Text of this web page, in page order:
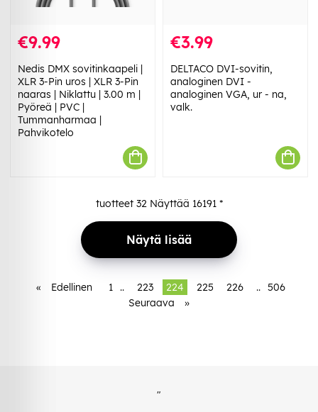
€9.99
Nedis DMX sovitinkaapeli |
XLR 3-Pin uros | XLR 3-Pin
naaras | Niklattu | 3.00 m |
Pyöreä | PVC |
Tummanharmaa |
Pahvikotelo
€3.99
DELTACO DVI-sovitin,
analoginen DVI -
analoginen VGA, ur - na,
valk.
tuotteet 32Näyttää 16191*
Näytä lisää
« Edellinen 1 .. 223 224 225 226 .. 506
Seuraava
»
"